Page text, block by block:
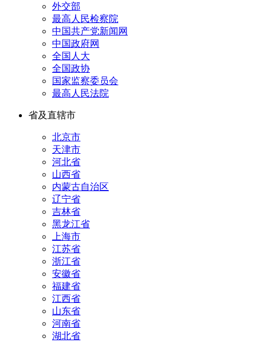
外交部
最高人民检察院
中国共产党新闻网
中国政府网
全国人大
全国政协
国家监察委员会
最高人民法院
省及直辖市
北京市
天津市
河北省
山西省
内蒙古自治区
辽宁省
吉林省
黑龙江省
上海市
江苏省
浙江省
安徽省
福建省
江西省
山东省
河南省
湖北省